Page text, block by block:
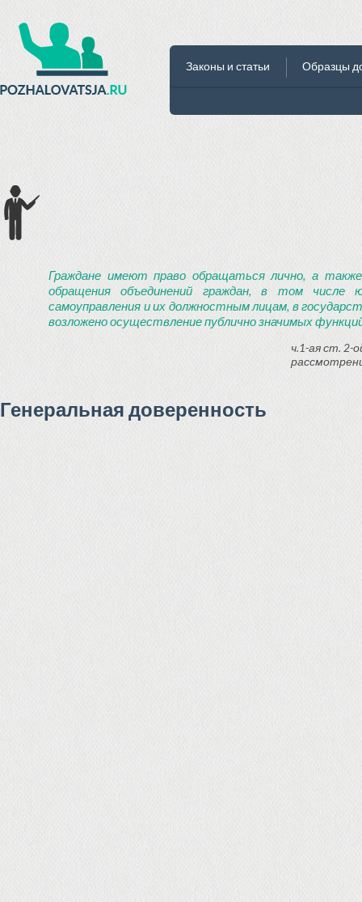
Законы и статьи Образцы
Граждане имеют право обращаться лично, а
обращения объединений граждан, в том числе
самоуправления и их должностным лицам, в
возложено осуществление публично значимых
ч.1-ая ст. 2-
Генеральная доверенность